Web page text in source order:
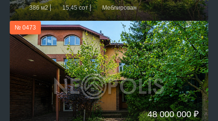
386 м2
15,45 сот Меблирован
№ 0473
48 000 000 ₽